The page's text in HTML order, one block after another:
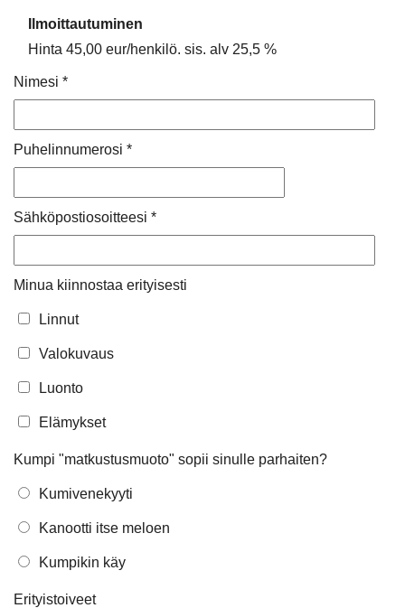
Ilmoittautuminen
Hinta 45,00 eur/henkilö. sis. alv 25,5 %
Nimesi *
Puhelinnumerosi *
Sähköpostiosoitteesi *
Minua kiinnostaa erityisesti
Linnut
Valokuvaus
Luonto
Elämykset
Kumpi "matkustusmuoto" sopii sinulle parhaiten?
Kumivenekyyti
Kanootti itse meloen
Kumpikin käy
Erityistoiveet